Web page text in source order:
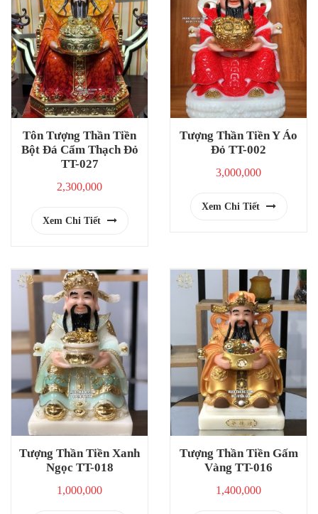
Tôn Tượng Thần Tiền
Bột Đá Cẩm Thạch Đỏ
TT-027
2,300,000
Xem Chi Tiết
Tượng Thần Tiền Y Áo
Đỏ TT-002
3,000,000
Xem Chi Tiết
Tượng Thần Tiền Xanh
Ngọc TT-018
1,000,000
Tượng Thần Tiền Gấm
Vàng TT-016
1,400,000